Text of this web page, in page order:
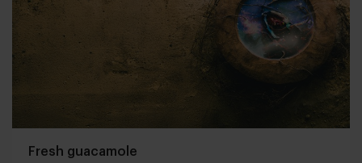
Fresh guacamole